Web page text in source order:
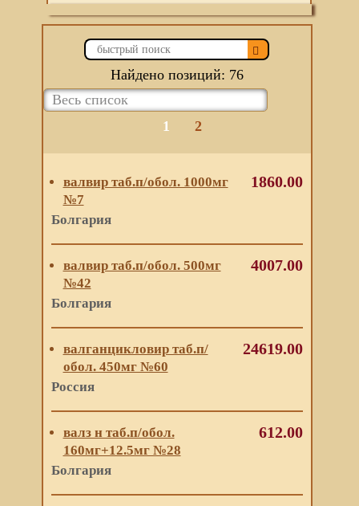
Найдено позиций: 76
1 2
валвир таб.п/обол. 1000мг
№7
Болгария
1860.00
валвир таб.п/обол. 500мг
№42
Болгария
4007.00
валганцикловир таб.п/
обол. 450мг №60
Россия
24619.00
валз н таб.п/обол.
160мг+12.5мг №28
Болгария
612.00